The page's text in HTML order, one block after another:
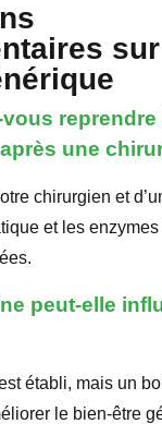
reprendre
une
chirurgien et
et les
peut-elle
établi, mais un
le bien-être